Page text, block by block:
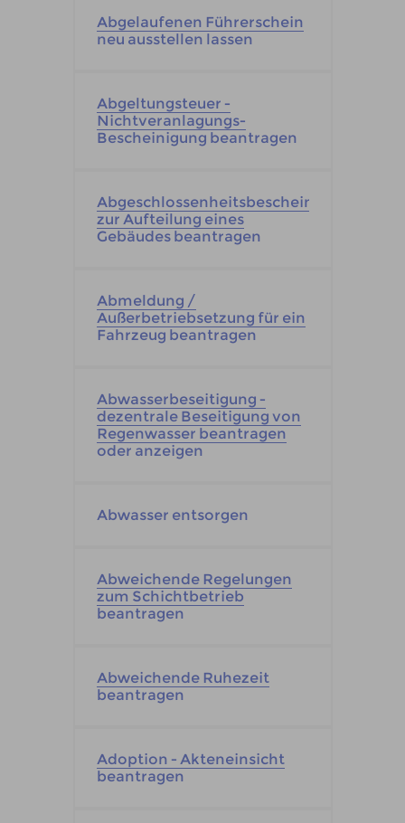
Abgelaufenen Führerschein
neu ausstellen lassen
Abgeltungsteuer -
Nichtveranlagungs-
Bescheinigung beantragen
Abgeschlossenheitsbescheinigung
zur Aufteilung eines
Gebäudes beantragen
Abmeldung /
Außerbetriebsetzung für ein
Fahrzeug beantragen
Abwasserbeseitigung -
dezentrale Beseitigung von
Regenwasser beantragen
oder anzeigen
Abwasser entsorgen
Abweichende Regelungen
zum Schichtbetrieb
beantragen
Abweichende Ruhezeit
beantragen
Adoption - Akteneinsicht
beantragen